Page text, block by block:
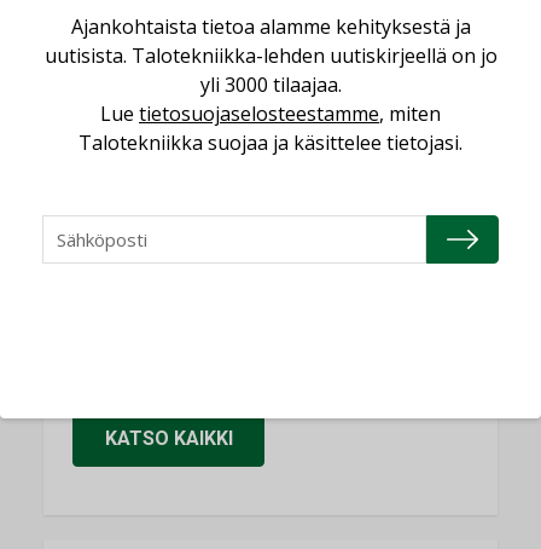
NIMITYKSET
NIMITYKSET
Granlund Oy
KATSO KAIKKI
Ajankohtaista tietoa alamme kehityksestä ja
uutisista. Talotekniikka-lehden uutiskirjeellä on jo
yli 3000 tilaajaa.
Lue tietosuojaselosteestamme, miten
Talotekniikka suojaa ja käsittelee tietojasi.